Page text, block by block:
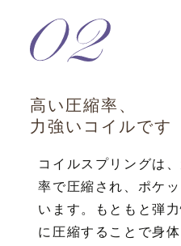
高い圧縮率、
力強いコイルです
コイルスプリングは
率で圧縮され、ポケ
います。もともと弾
に圧縮することで身